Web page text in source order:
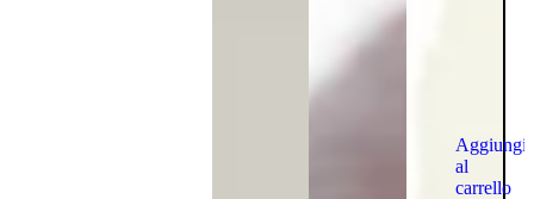
Aggiungi
al
carrello